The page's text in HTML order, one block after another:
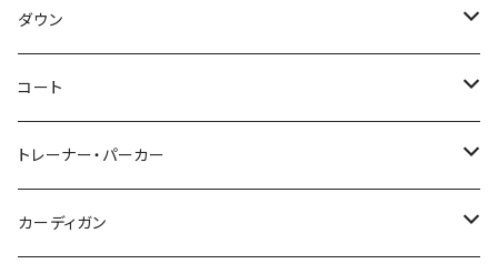
～44/S
46/M
48/L
50/XL～
ダウン
～44/S
46/M
48/L
コート
～44/S
46/M
トレーナー・パーカー
～44/S
カーディガン